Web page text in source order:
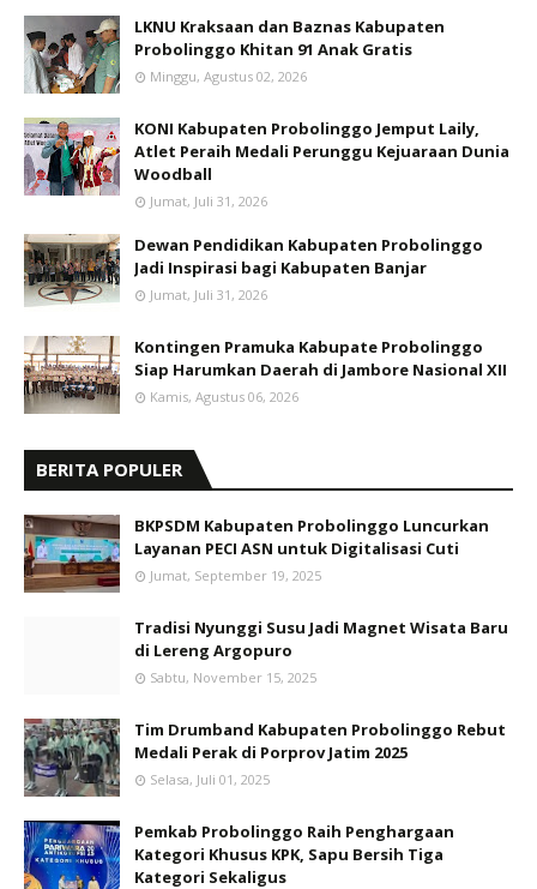
LKNU Kraksaan dan Baznas Kabupaten
Probolinggo Khitan 91 Anak Gratis
Minggu, Agustus 02, 2026
KONI Kabupaten Probolinggo Jemput Laily,
Atlet Peraih Medali Perunggu Kejuaraan Dunia
Woodball
Jumat, Juli 31, 2026
Dewan Pendidikan Kabupaten Probolinggo
Jadi Inspirasi bagi Kabupaten Banjar
Jumat, Juli 31, 2026
Kontingen Pramuka Kabupate Probolinggo
Siap Harumkan Daerah di Jambore Nasional XII
Kamis, Agustus 06, 2026
BERITA POPULER
BKPSDM Kabupaten Probolinggo Luncurkan
Layanan PECI ASN untuk Digitalisasi Cuti
Jumat, September 19, 2025
Tradisi Nyunggi Susu Jadi Magnet Wisata Baru
di Lereng Argopuro
Sabtu, November 15, 2025
Tim Drumband Kabupaten Probolinggo Rebut
Medali Perak di Porprov Jatim 2025
Selasa, Juli 01, 2025
Pemkab Probolinggo Raih Penghargaan
Kategori Khusus KPK, Sapu Bersih Tiga
Kategori Sekaligus